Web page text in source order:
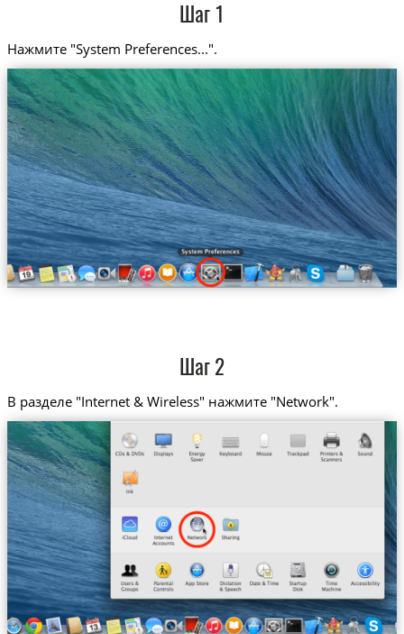
Шаг 1
Нажмите "System Preferences...".
Шаг 2
В разделе "Internet & Wireless" нажмите "Network".